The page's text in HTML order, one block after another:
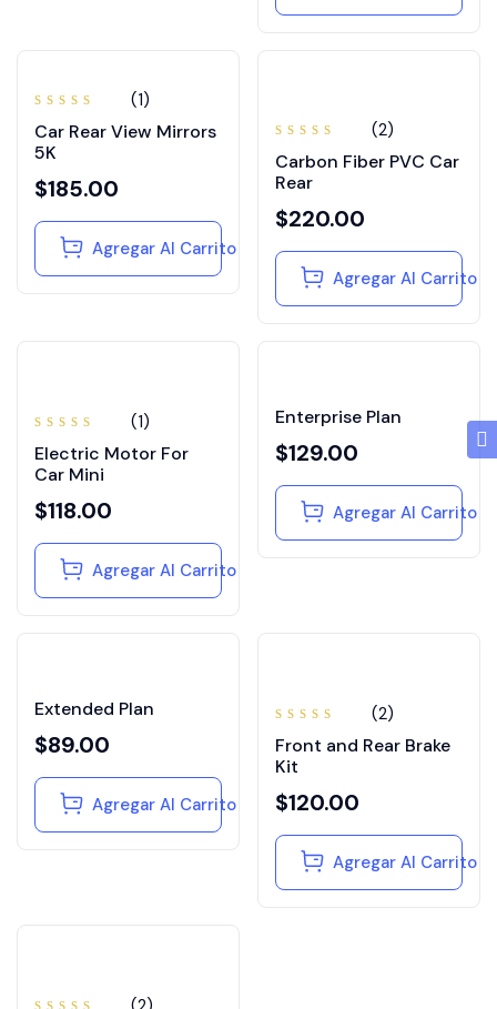
en 5.00
(1)
Car Rear View Mirrors
5K
$185.00
Agregar Al Carrito
en
de 5
(2)
Carbon Fiber PVC Car
Rear
$220.00
Agregar Al Carrito
en
de 5
(1)
Electric Motor For
Car Mini
$118.00
Agregar Al Carrito
Enterprise Plan
$129.00
Agregar Al Carrito
Extended Plan
$89.00
Agregar Al Carrito
en4.50
(2)
Front and Rear Brake
Kit
$120.00
Agregar Al Carrito